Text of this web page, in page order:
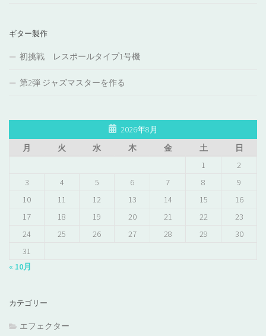
ギター製作
初挑戦 レスポールタイプ1号機
第2弾 ジャズマスターを作る
2026年8月
月
火 水 木 金 土
日
1
2
3
4 5 6 7 8
9
10
11 12 13 14 15
16
17
18 19 20 21 22
23
24
25 26 27 28 29
30
31
« 10月
カテゴリー
エフェクター